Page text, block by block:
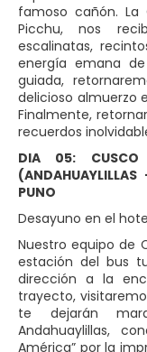
famoso cañón. La
Picchu, nos
escalinatas,
energía emana
guiada,
delicioso almuerzo
Finalmente,
recuerdos
DIA 05:
PUNO
Desayuno en el
Nuestro equipo de
estación del bus
dirección a la
trayecto,
te dejarán
Andahuaylillas,
América” por la